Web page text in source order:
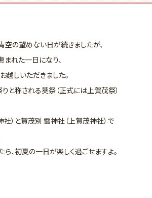
空の望めない日が続きましたが、
まれた一日になり、
越しいただきました。
と称される葵祭（正式には上賀茂祭）
）と賀茂別 雷神社（上賀茂神社）で
、初夏の一日が楽しく過ごせますよ。